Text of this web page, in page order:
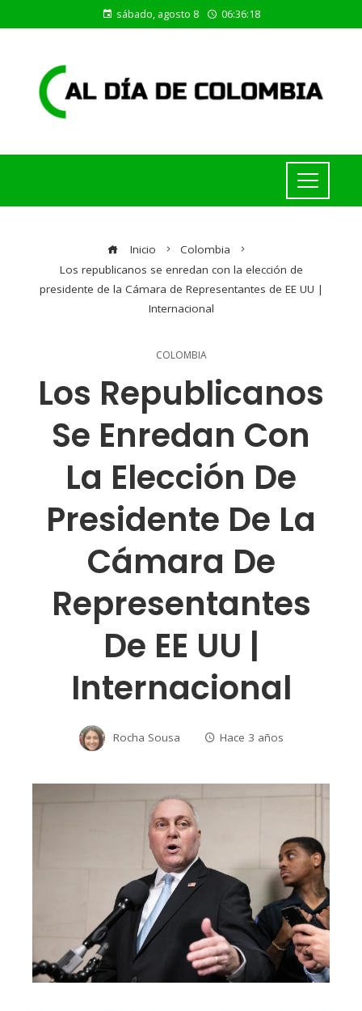
sábado, agosto 8 06:36:19
Inicio
Colombia
Los republicanos se enredan con la elección de
presidente de la Cámara de Representantes de EE UU |
Internacional
COLOMBIA
Los Republicanos
Se Enredan Con
La Elección De
Presidente De La
Cámara De
Representantes
De EE UU |
Internacional
Rocha Sousa Hace 3 años